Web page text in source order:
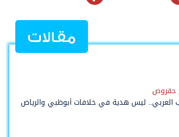
مقالات
حقروص
العربي.. ليس هدية في خلافات أبوظبي والرياض